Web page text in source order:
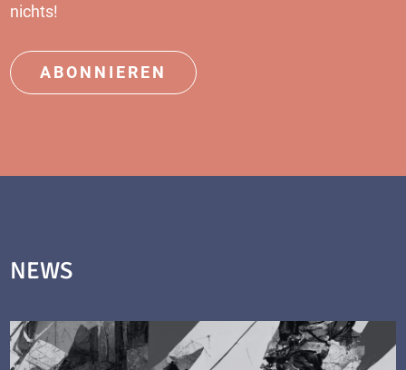
nichts!
ABONNIEREN
NEWS